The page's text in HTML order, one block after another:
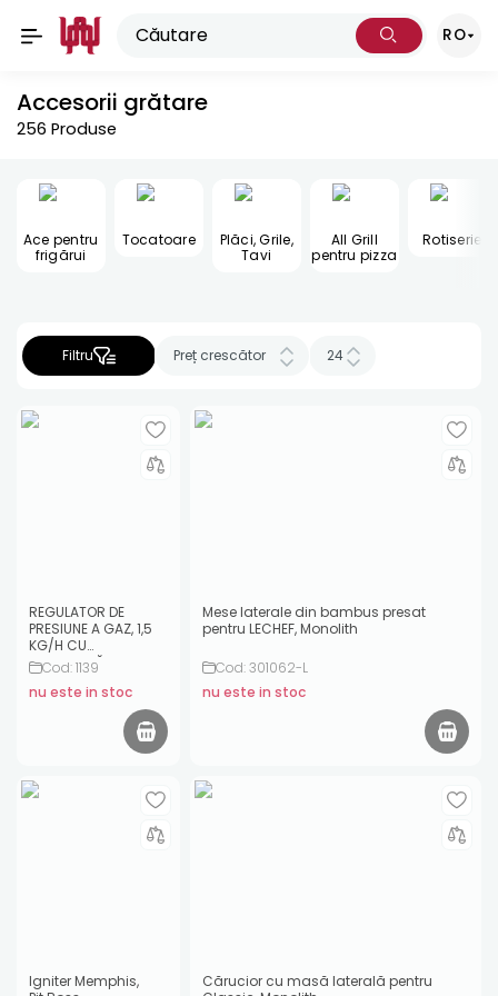
RO
Accesorii grătare
256 Produse
Ace pentru
frigărui
Tocatoare
Plăci, Grile,
Tavi
All Grill
pentru pizza
Rotiserie
Filtru
REGULATOR DE
PRESIUNE A GAZ, 1,5
KG/H CU
SIGURANȚĂ LA
SUPRPRESIUNE
Cod: 1139
nu este in stoc
Mese laterale din bambus presat
pentru LECHEF, Monolith
Cod: 301062-L
nu este in stoc
Igniter Memphis,
Cărucior cu masă laterală pentru